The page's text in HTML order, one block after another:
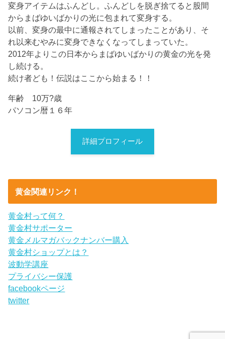
変身アイテムはふんどし。ふんどしを脱ぎ捨てると股間
からまばゆいばかりの光に包まれて変身する。
以前、変身の最中に通報されてしまったことがあり、そ
れ以来むやみに変身できなくなってしまっていた。
2012年よりこの日本からまばゆいばかりの黄金の光を発
し続ける。
続け者ども！伝説はここから始まる！！
年齢 10万?歳
パソコン暦１６年
詳細プロフィール
黄金関連リンク！
黄金村って何？
黄金村サポーター
黄金メルマガバックナンバー購入
黄金村ショップとは？
波動学講座
プライバシー保護
facebookページ
twitter